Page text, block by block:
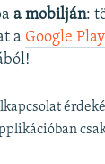
a mobilján:
a Google Play